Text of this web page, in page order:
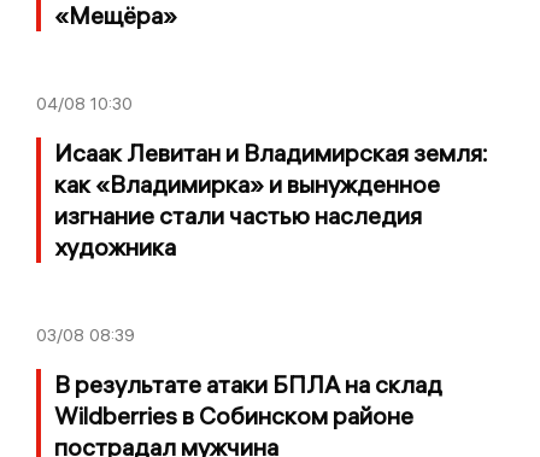
«Мещёра»
04/08 10:30
Исаак Левитан и Владимирская земля:
как «Владимирка» и вынужденное
изгнание стали частью наследия
художника
03/08 08:39
В результате атаки БПЛА на склад
Wildberries в Собинском районе
пострадал мужчина